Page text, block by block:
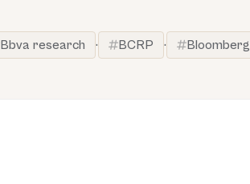
Bbva research · BCRP · Bloomberg